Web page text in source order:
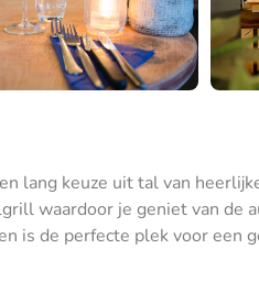
lang keuze uit tal van
waardoor je geniet van de
is de perfecte plek voor een